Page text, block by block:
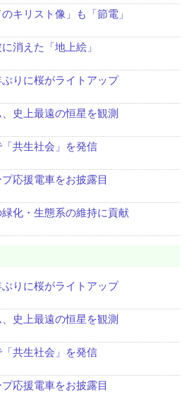
キリスト像」も「節電」
消えた「地上絵」
ぶりに桜がライトアップ
史上最遠の恒星を観測
共生社会」を発信
応援電車をお披露目
化・生態系の維持に貢献
ぶりに桜がライトアップ
史上最遠の恒星を観測
共生社会」を発信
応援電車をお披露目